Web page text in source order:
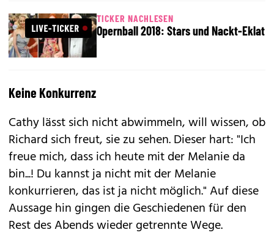
TICKER NACHLESEN
Opernball 2018: Stars und Nackt-Eklat
Keine Konkurrenz
Cathy lässt sich nicht abwimmeln, will wissen, ob
Richard sich freut, sie zu sehen. Dieser hart: "Ich
freue mich, dass ich heute mit der Melanie da
bin...! Du kannst ja nicht mit der Melanie
konkurrieren, das ist ja nicht möglich." Auf diese
Aussage hin gingen die Geschiedenen für den
Rest des Abends wieder getrennte Wege.